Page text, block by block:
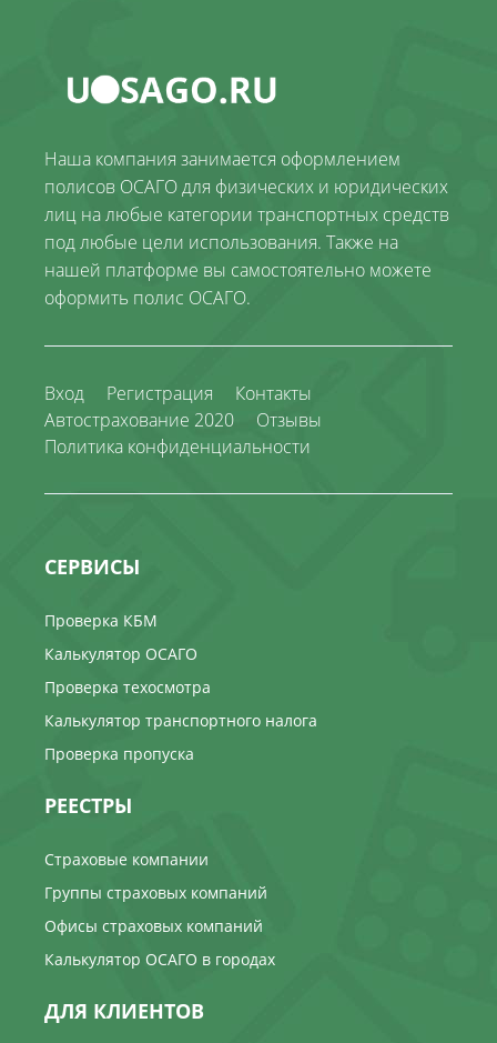
Наша компания занимается оформлением
полисов ОСАГО для физических и юридических
лиц на любые категории транспортных средств
под любые цели использования. Также на
нашей платформе вы самостоятельно можете
оформить полис ОСАГО.
Вход Регистрация
Контакты
Автострахование 2020
Отзывы
Политика конфиденциальности
СЕРВИСЫ
Проверка КБМ
Калькулятор ОСАГО
Проверка техосмотра
Калькулятор транспортного налога
Проверка пропуска
РЕЕСТРЫ
Страховые компании
Группы страховых компаний
Офисы страховых компаний
Калькулятор ОСАГО в городах
ДЛЯ КЛИЕНТОВ